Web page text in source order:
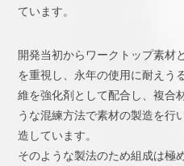
ています。
開発当初からワークトップ素材
を重視し、永年の使用に耐えう
維を強化剤として配合し、複合
うな混練方法で素材の製造を行
造しています。
そのような製法のため組成は極